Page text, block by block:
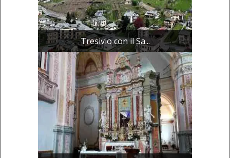
Tresivio con il Sa...